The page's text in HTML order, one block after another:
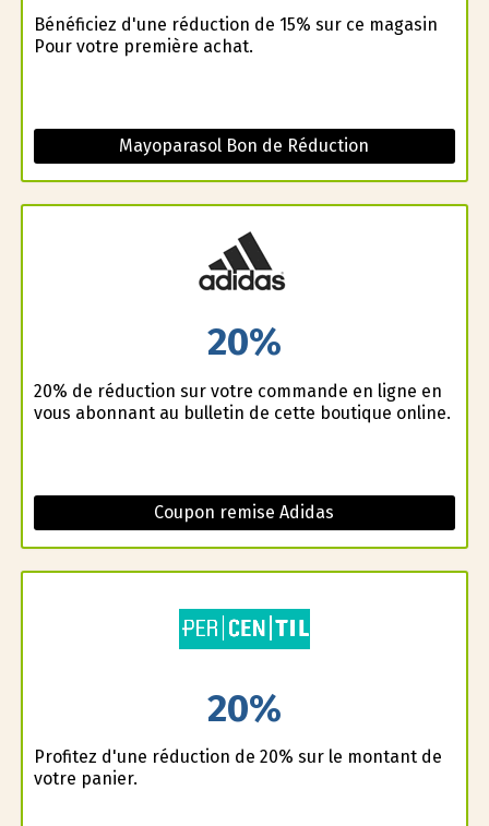
Bénéficiez d'une réduction de 15% sur ce magasin
Pour votre première achat.
Mayoparasol Bon de Réduction
20%
20% de réduction sur votre commande en ligne en
vous abonnant au bulletin de cette boutique online.
Coupon remise Adidas
20%
Profitez d'une réduction de 20% sur le montant de
votre panier.